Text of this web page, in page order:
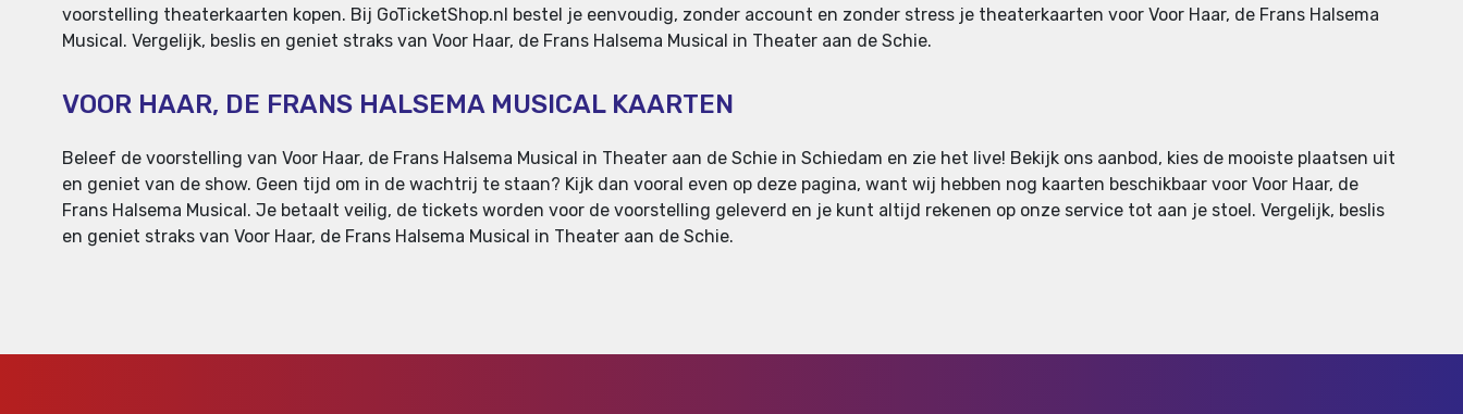
voorstelling theaterkaarten kopen. Bij GoTicketShop.nl bestel je eenvoudig, zonder account en zonder stress je theaterkaarten voor Voor Haar, de Frans Halsema
Musical. Vergelijk, beslis en geniet straks van Voor Haar, de Frans Halsema Musical in Theater aan de Schie.
VOOR HAAR, DE FRANS HALSEMA MUSICAL KAARTEN
Beleef de voorstelling van Voor Haar, de Frans Halsema Musical in Theater aan de Schie in Schiedam en zie het live! Bekijk ons aanbod, kies de mooiste plaatsen uit
en geniet van de show. Geen tijd om in de wachtrij te staan? Kijk dan vooral even op deze pagina, want wij hebben nog kaarten beschikbaar voor Voor Haar, de
Frans Halsema Musical. Je betaalt veilig, de tickets worden voor de voorstelling geleverd en je kunt altijd rekenen op onze service tot aan je stoel. Vergelijk, beslis
en geniet straks van Voor Haar, de Frans Halsema Musical in Theater aan de Schie.